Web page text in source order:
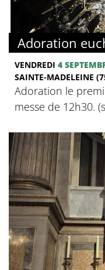
Adoration
VENDREDI 4
SAINTE-MADELEINE
Adoration le
messe de 12h30.